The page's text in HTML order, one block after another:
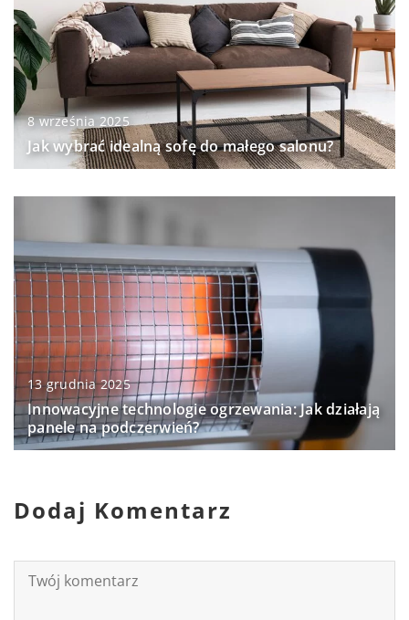
8 września 2025
Jak wybrać idealną sofę do małego salonu?
13 grudnia 2025
Innowacyjne technologie ogrzewania: Jak działają
panele na podczerwień?
Dodaj Komentarz